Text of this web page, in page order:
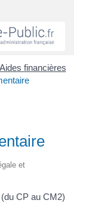
Aides financières
et
CP au CM2)